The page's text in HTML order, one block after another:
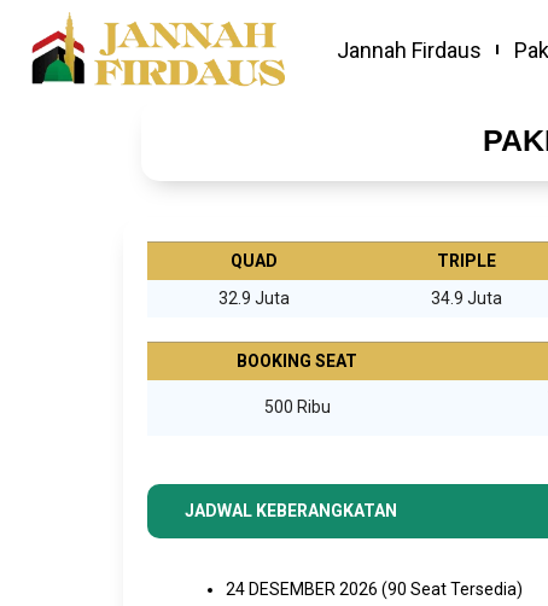
Jannah Firdaus
QUAD TRIPLE
32.9 Juta
34.9 Juta
BOOKING SEAT
500 Ribu
JADWAL KEBERANGKATAN
24 DESEMBER 2026 (90 Seat Tersedia)